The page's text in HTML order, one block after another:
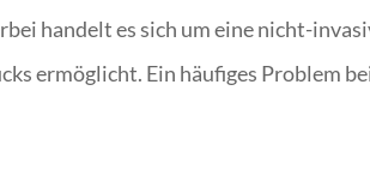
handelt es sich um eine nicht-
ermöglicht. Ein häufiges Problem